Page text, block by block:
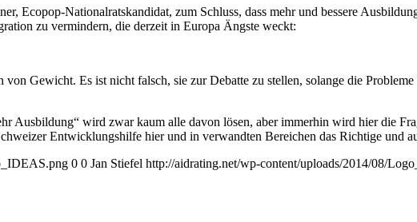
Ecopop-Nationalratskandidat, zum Schluss, dass mehr und bessere
zu vermindern, die derzeit in Europa Ängste weckt:
Gewicht. Es ist nicht falsch, sie zur Debatte zu stellen, solange die
Ausbildung“ wird zwar kaum alle davon lösen, aber immerhin wird hier die
Entwicklungshilfe hier und in verwandten Bereichen das Richtige und
0 0 Jan Stiefel http://aidrating.net/wp-content/uploads/2014/08/